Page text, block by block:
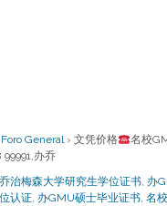
Foro General › 文凭价格
名校
99991,办乔
治梅森大学研究生学位证书, 办
认证, 办GMU硕士毕业证书, 名